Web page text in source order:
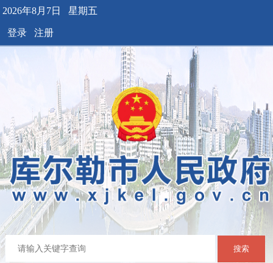
2026年8月7日 星期五
登录 注册
搜索